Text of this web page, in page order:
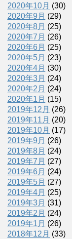
2020年10月 (30)
2020年9月 (29)
2020年8月 (25)
2020年7月 (26)
2020年6月 (25)
2020年5月 (23)
2020年4月 (30)
2020年3月 (24)
2020年2月 (24)
2020年1月 (15)
2019年12月 (26)
2019年11月 (20)
2019年10月 (17)
2019年9月 (26)
2019年8月 (24)
2019年7月 (27)
2019年6月 (24)
2019年5月 (27)
2019年4月 (25)
2019年3月 (31)
2019年2月 (24)
2019年1月 (26)
2018年12月 (33)